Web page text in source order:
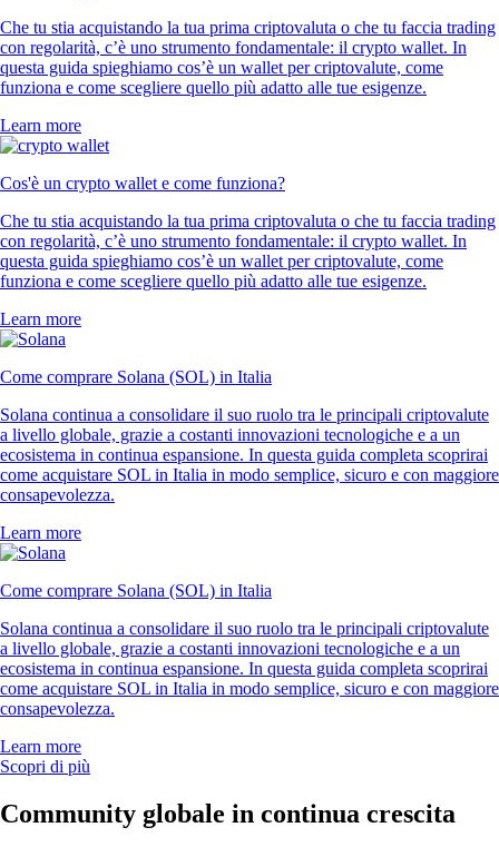
Che tu stia acquistando la tua prima criptovaluta o che tu faccia trading
con regolarità, c’è uno strumento fondamentale: il crypto wallet. In
questa guida spieghiamo cos’è un wallet per criptovalute, come
funziona e come scegliere quello più adatto alle tue esigenze.
Learn more
Cos'è un crypto wallet e come funziona?
Che tu stia acquistando la tua prima criptovaluta o che tu faccia trading
con regolarità, c’è uno strumento fondamentale: il crypto wallet. In
questa guida spieghiamo cos’è un wallet per criptovalute, come
funziona e come scegliere quello più adatto alle tue esigenze.
Learn more
Come comprare Solana (SOL) in Italia
Solana continua a consolidare il suo ruolo tra le principali criptovalute
a livello globale, grazie a costanti innovazioni tecnologiche e a un
ecosistema in continua espansione. In questa guida completa scoprirai
come acquistare SOL in Italia in modo semplice, sicuro e con maggiore
consapevolezza.
Learn more
Come comprare Solana (SOL) in Italia
Solana continua a consolidare il suo ruolo tra le principali criptovalute
a livello globale, grazie a costanti innovazioni tecnologiche e a un
ecosistema in continua espansione. In questa guida completa scoprirai
come acquistare SOL in Italia in modo semplice, sicuro e con maggiore
consapevolezza.
Learn more
Scopri di più
Community globale in continua crescita